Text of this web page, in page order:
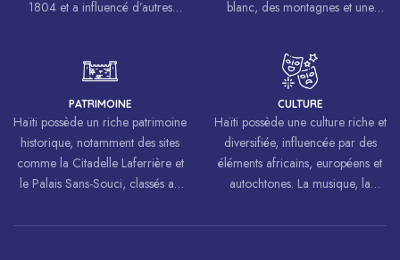
1804 et a influencé d’autres
luttes pour la liberté et l’égalité.
blanc, des montagnes et une
PATRIMOINE
Haïti possède un riche patrimoine
historique, notamment des sites
comme la Citadelle Laferrière et
le Palais Sans-Souci, classés au
l’UNESCO.
CULTURE
Haïti possède une culture riche et
diversifiée, influencée par des
éléments africains, européens et
autochtones. La musique, la
sont célébrés à travers le monde.